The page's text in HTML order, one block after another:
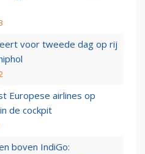
voor tweede dag op rij
Europese airlines op
de cockpit
boven IndiGo: